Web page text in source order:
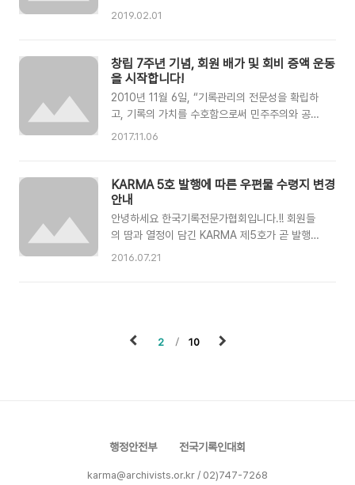
인 회원가입 신청' 한 번으로 신청하실 수 있도록
카드, 자동이체동의서 작성↓2. 협회 메일로 작성
한 파일 전송↓3. 서류 검토 후 연..
행됩니다. 우리의 이야기를 나눌 수 있는 KARMA
시 우편물 수령지가 변경되셨다면 아래 을 클릭하
여 작성 부탁드립니다.*2017년 1월 이후 우편물
수령지가 변경되신 분들 중 협회에 말씀해주시지
않은 분께서는 꼭 알려주세요! 또한 연락처, 이메
된 사항을 작성해 주시기 바랍니다. 위 링크가 접
(karma@archivists.or.kr)로 이름 및 변경주소
를 보내주시면 신속히 처리해 드리겠습니다. 변경
신청 기간은 2/18(월)까지이며, 회..
2019.02.01
창립 7주년 기념, 회원 배가 및 회비 증액 운동
을 시작합니다!
2010년 11월 6일, “기록관리의 전문성을 확립하
고, 기록의 가치를 수호함으로써 민주주의와 공공
의 이익에 기여한다‘는 사명으로 출범한 한국기록
축하해 주십시오. 우리 협회가 더 잘 자랄 수 있도
록 격려하고, 성원해 주신 칠백 사십여 회원 모두
께 감사의 인사를 드립니다.창립 7주년을 맞이하
는 뜻 깊은 날에 한국기록전문가협회의 역량강화
시작합니다. ‘회원 배가 및 협회비 증액 운동’은 ‘민
2017.11.06
KARMA 5호 발행에 따른 우편물 수령지 변경
안내
안녕하세요 한국기록전문가협회입니다.!! 회원들
의 땀과 열정이 담긴 KARMA 제5호가 곧 발행됩
니다. 출간되었습니다. 우리의 이야기를 나눌 수
년 1월 이후 우편물 수령지가 변경되신 분들께서
회원..
2016.07.21
2 10
행정안전부 전국기록인대회
karma@archivists.or.kr / 02)747-7268